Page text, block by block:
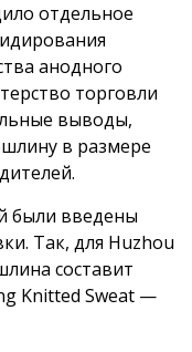
отдельное
анодного
торговли
выводы,
в размере
были введены
Так, для Huzhou
составит
Knitted Sweat —